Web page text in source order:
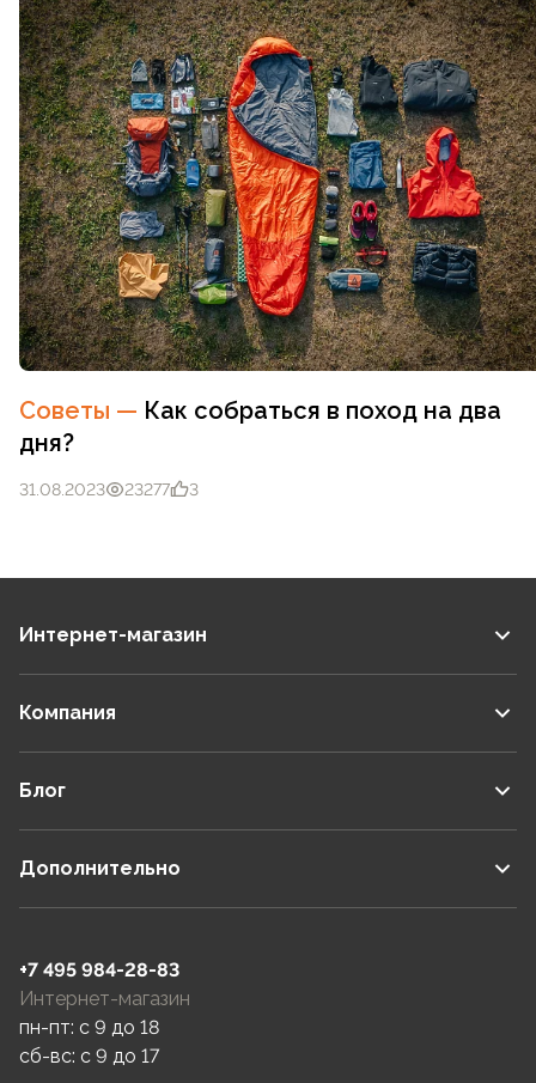
Советы — Как собраться в поход на два
дня?
31.08.2023 23277 3
Интернет-магазин
Компания
Блог
Дополнительно
+7 495 984-28-83
Интернет-магазин
пн-пт: c 9 до 18
сб-вс: c 9 до 17